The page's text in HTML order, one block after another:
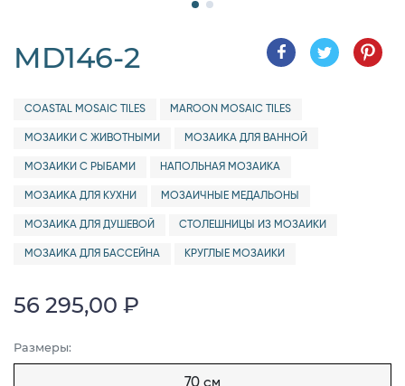
MD146-2
COASTAL MOSAIC TILES MAROON MOSAIC TILES
МОЗАИКИ С ЖИВОТНЫМИ МОЗАИКА ДЛЯ ВАННОЙ
МОЗАИКИ С РЫБАМИ НАПОЛЬНАЯ МОЗАИКА
МОЗАИКА ДЛЯ КУХНИ МОЗАИЧНЫЕ МЕДАЛЬОНЫ
МОЗАИКА ДЛЯ ДУШЕВОЙ СТОЛЕШНИЦЫ ИЗ МОЗАИКИ
МОЗАИКА ДЛЯ БАССЕЙНА КРУГЛЫЕ МОЗАИКИ
56 295,00 ₽
Размеры:
70 см